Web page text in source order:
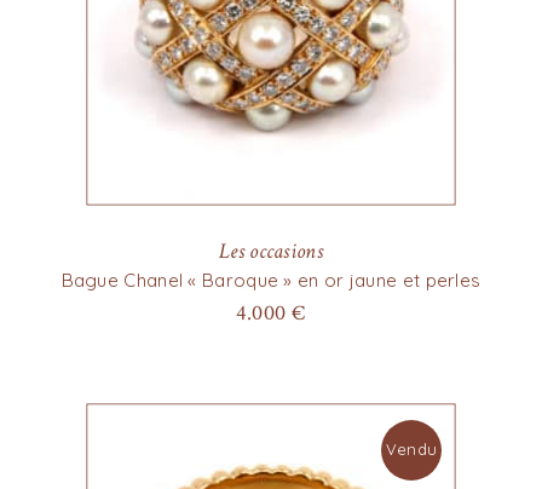
Les occasions
Bague Chanel « Baroque » en or jaune et perles
4.000 €
Vendu